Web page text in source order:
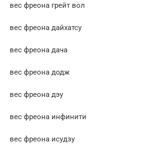
вес фреона грейт вол
вес фреона дайхатсу
вес фреона дача
вес фреона додж
вес фреона дэу
вес фреона инфинити
вес фреона исудзу